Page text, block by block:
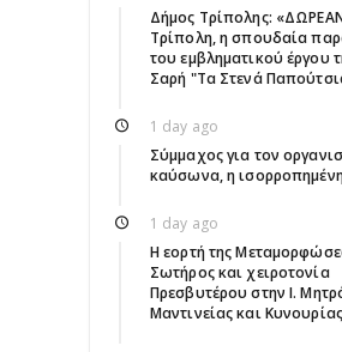
Δήμος Τρίπολης:
Τρίπολη, η σπουδαία
του εμβληματικού έργου
Σαρή "Τα Στενά
1 day ago
Σύμμαχος για τον
καύσωνα, η
1 day ago
Η εορτή της
Σωτήρος και χειροτονία
Πρεσβυτέρου στην Ι.
Μαντινείας και Κυνουρίας